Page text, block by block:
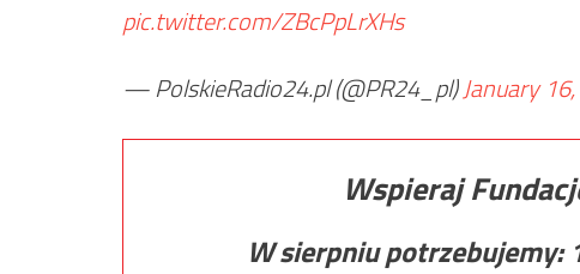
pic.twitter.com/ZBcPpLrXHs
— PolskieRadio24.pl (@PR24_pl)January
Wspieraj
W sierpniu potrzebujemy: